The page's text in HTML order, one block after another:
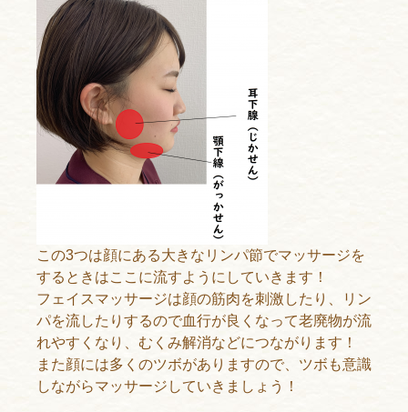
この3つは顔にある大きなリンパ節でマッサージを
するときはここに流すようにしていきます！
フェイスマッサージは顔の筋肉を刺激したり、リン
パを流したりするので血行が良くなって老廃物が流
れやすくなり、むくみ解消などにつながります！
また顔には多くのツボがありますので、ツボも意識
しながらマッサージしていきましょう！